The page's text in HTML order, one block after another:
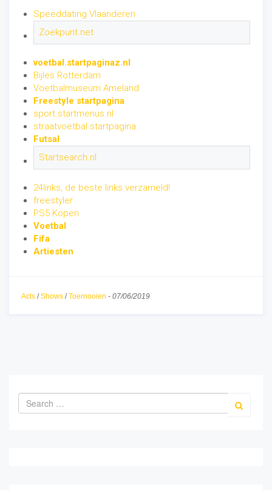
Speeddating Vlaanderen
Zoekpunt.net
voetbal.startpaginaz.nl
Bijles Rotterdam
Voetbalmuseum Ameland
Freestyle startpagina
sport.startmenus.nl
straatvoetbal startpagina
Futsal
Startsearch.nl
24links, de beste links verzameld!
freestyler
PS5 Kopen
Voetbal
Fifa
Artiesten
Acts /Shows /Toernooien - 07/06/2019